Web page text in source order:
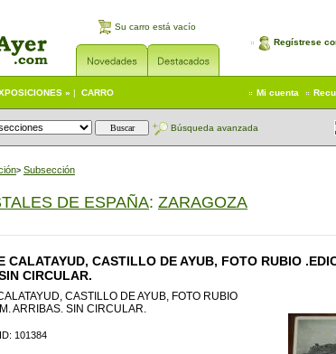
Su carro está vacío
Regístrese
» | CARRO Mi cuenta
Búsqueda avanzada
> Subsección
DE ESPAÑA: ZARAGOZA
CALATAYUD, CASTILLO DE AYUB, FOTO RUBIO
CIRCULAR.
CASTILLO DE AYUB, FOTO RUBIO
ARRIBAS. SIN CIRCULAR.
101384